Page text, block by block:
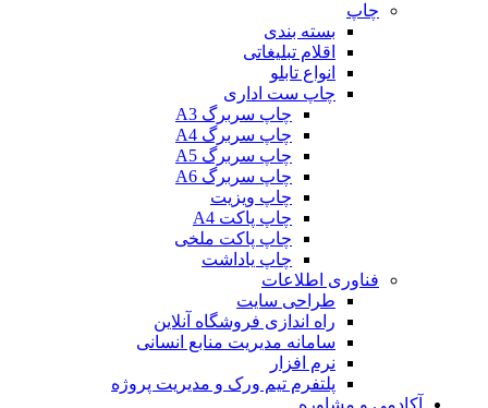
بسته بندی
اقلام تبلیغاتی
انواع تابلو
چاپ ست اداری
چاپ سربرگ A3
چاپ سربرگ A4
چاپ سربرگ A5
چاپ سربرگ A6
چاپ ویزیت
چاپ پاکت A4
چاپ پاکت ملخی
چاپ یاداشت
فناوری اطلاعات
طراحی سایت
راه اندازی فروشگاه آنلاین
سامانه مدیریت منابع انسانی
نرم افزار
پلتفرم تیم ورک و مدیریت پروژه
آکادمی و مشاوره